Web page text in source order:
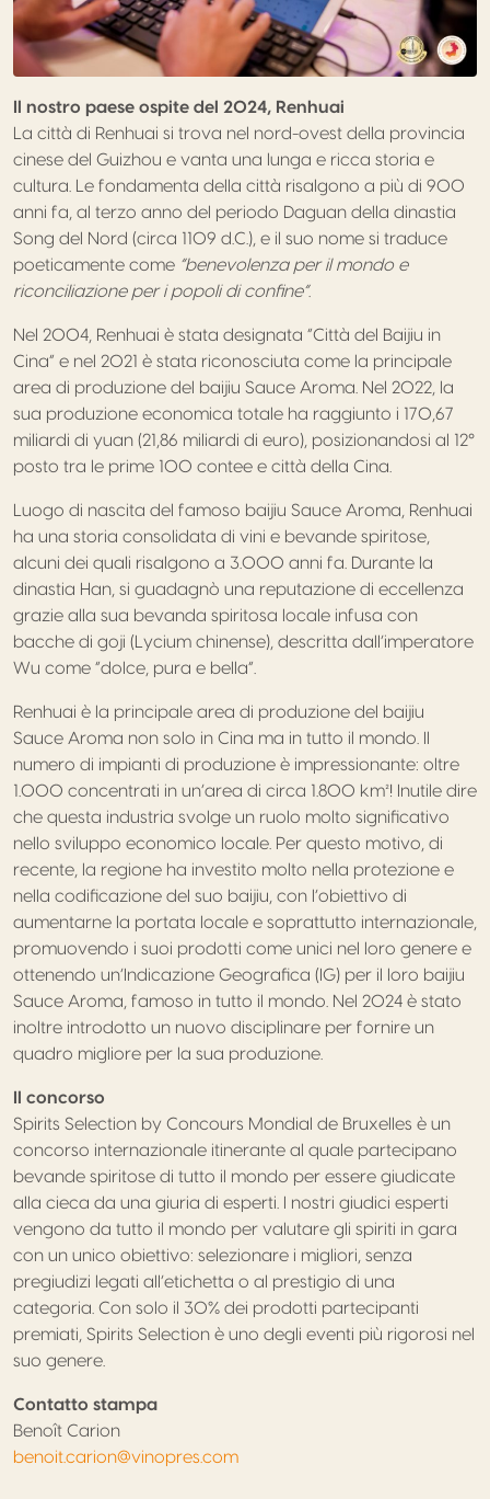
Il nostro paese ospite del 2024, Renhuai
La città di Renhuai si trova nel nord-ovest della provincia
cinese del Guizhou e vanta una lunga e ricca storia e
cultura. Le fondamenta della città risalgono a più di 900
anni fa, al terzo anno del periodo Daguan della dinastia
Song del Nord (circa 1109 d.C.), e il suo nome si traduce
poeticamente come “benevolenza per il mondo e
riconciliazione per i popoli di confine”.
Nel 2004, Renhuai è stata designata “Città del Baijiu in
Cina” e nel 2021 è stata riconosciuta come la principale
area di produzione del baijiu Sauce Aroma. Nel 2022, la
sua produzione economica totale ha raggiunto i 170,67
miliardi di yuan (21,86 miliardi di euro), posizionandosi al 12°
posto tra le prime 100 contee e città della Cina.
Luogo di nascita del famoso baijiu Sauce Aroma, Renhuai
ha una storia consolidata di vini e bevande spiritose,
alcuni dei quali risalgono a 3.000 anni fa. Durante la
dinastia Han, si guadagnò una reputazione di eccellenza
grazie alla sua bevanda spiritosa locale infusa con
bacche di goji (Lycium chinense), descritta dall’imperatore
Wu come “dolce, pura e bella”.
Renhuai è la principale area di produzione del baijiu
Sauce Aroma non solo in Cina ma in tutto il mondo. Il
numero di impianti di produzione è impressionante: oltre
1.000 concentrati in un’area di circa 1.800 km²! Inutile dire
che questa industria svolge un ruolo molto significativo
nello sviluppo economico locale. Per questo motivo, di
recente, la regione ha investito molto nella protezione e
nella codificazione del suo baijiu, con l’obiettivo di
aumentarne la portata locale e soprattutto internazionale,
promuovendo i suoi prodotti come unici nel loro genere e
ottenendo un’Indicazione Geografica (IG) per il loro baijiu
Sauce Aroma, famoso in tutto il mondo. Nel 2024 è stato
inoltre introdotto un nuovo disciplinare per fornire un
quadro migliore per la sua produzione.
Il concorso
Spirits Selection by Concours Mondial de Bruxelles è un
concorso internazionale itinerante al quale partecipano
bevande spiritose di tutto il mondo per essere giudicate
alla cieca da una giuria di esperti. I nostri giudici esperti
vengono da tutto il mondo per valutare gli spiriti in gara
con un unico obiettivo: selezionare i migliori, senza
pregiudizi legati all’etichetta o al prestigio di una
categoria. Con solo il 30% dei prodotti partecipanti
premiati, Spirits Selection è uno degli eventi più rigorosi nel
suo genere.
Contatto stampa
Benoît Carion
benoit.carion@vinopres.com